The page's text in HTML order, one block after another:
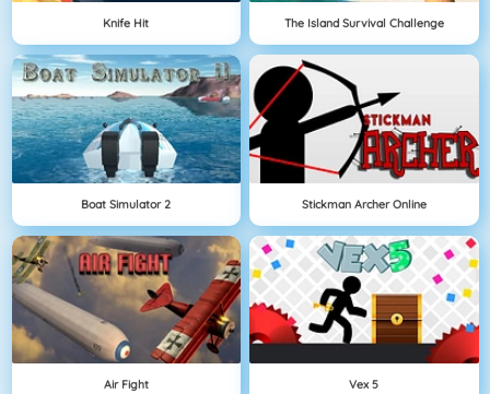
Knife Hit The Island Survival Challenge
Boat Simulator 2 Stickman Archer Online
Air Fight Vex 5